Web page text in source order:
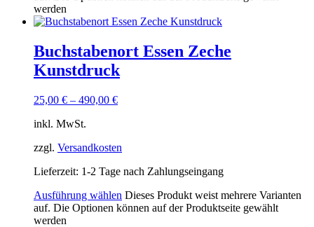
werden
Buchstabenort Essen Zeche
Kunstdruck
25,00 € – 490,00 €
inkl. MwSt.
zzgl. Versandkosten
Lieferzeit: 1-2 Tage nach Zahlungseingang
Ausführung wählen Dieses Produkt weist mehrere Varianten
auf. Die Optionen können auf der Produktseite gewählt
werden